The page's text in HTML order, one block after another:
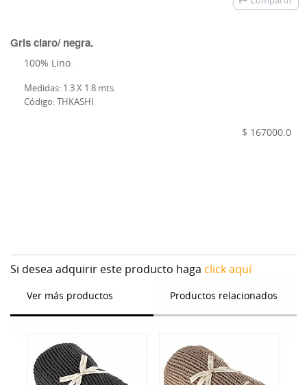
Gris claro/ negra.
100% Lino.
Medidas: 1.3 X 1.8 mts.
Código: THKASHI
$ 167000.0
Si desea adquirir este producto haga click aquí
Ver más productos Productos relacionados